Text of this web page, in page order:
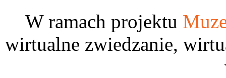
W ramach projektu
wirtualne zwiedzanie,